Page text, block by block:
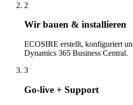
2
Wir bauen & installieren
ECOSIRE erstellt, konfiguriert
Dynamics 365 Business Central.
3
Go-live + Support